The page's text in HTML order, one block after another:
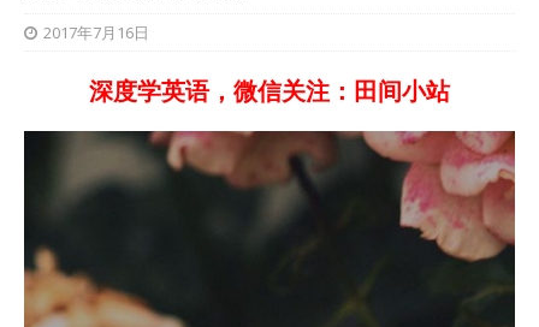
2017年7月16日
深度学英语，微信关注：田间小站